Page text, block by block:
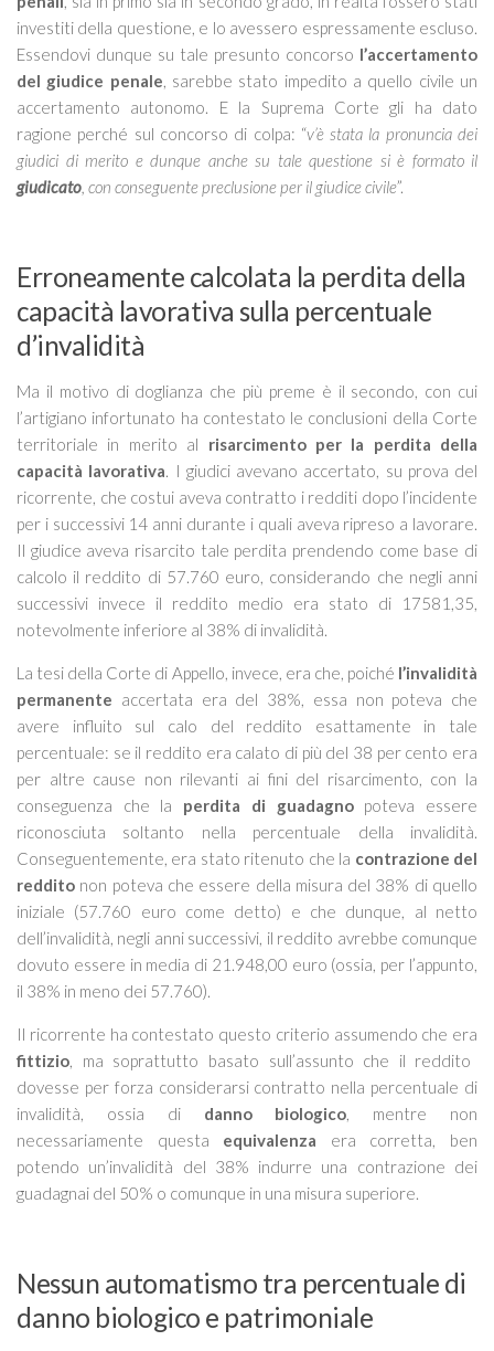
investiti della questione, e lo avessero espressamente escluso.
Essendovi dunque su tale presunto concorso l’accertamento
del giudice penale, sarebbe stato impedito a quello civile un
accertamento autonomo. E la Suprema Corte gli ha dato
ragione perché sul concorso di colpa: “v’è stata la pronuncia dei
giudici di merito e dunque anche su tale questione si è formato il
giudicato, con conseguente preclusione per il giudice civile”.
Erroneamente calcolata la perdita della
capacità lavorativa sulla percentuale
d’invalidità
Ma il motivo di doglianza che più preme è il secondo, con cui
l’artigiano infortunato ha contestato le conclusioni della Corte
territoriale in merito al risarcimento per la perdita della
capacità lavorativa. I giudici avevano accertato, su prova del
ricorrente, che costui aveva contratto i redditi dopo l’incidente
per i successivi 14 anni durante i quali aveva ripreso a lavorare.
Il giudice aveva risarcito tale perdita prendendo come base di
calcolo il reddito di 57.760 euro, considerando che negli anni
successivi invece il reddito medio era stato di 17581,35,
notevolmente inferiore al 38% di invalidità.
La tesi della Corte di Appello, invece, era che, poiché l’invalidità
permanente accertata era del 38%, essa non poteva che
avere influito sul calo del reddito esattamente in tale
percentuale: se il reddito era calato di più del 38 per cento era
per altre cause non rilevanti ai fini del risarcimento, con la
conseguenza che la perdita di guadagnopoteva essere
riconosciuta soltanto nella percentuale della invalidità.
Conseguentemente, era stato ritenuto che la contrazione del
reddito non poteva che essere della misura del 38% di quello
iniziale (57.760 euro come detto) e che dunque, al netto
dell’invalidità, negli anni successivi, il reddito avrebbe comunque
dovuto essere in media di 21.948,00 euro (ossia, per l’appunto,
il 38% in meno dei 57.760).
Il ricorrente ha contestato questo criterio assumendo che era
fittizio, ma soprattutto basato sull’assunto che il reddito
dovesse per forza considerarsi contratto nella percentuale di
invalidità, ossia di danno biologico, mentre non
necessariamente questa equivalenza era corretta, ben
potendo un’invalidità del 38% indurre una contrazione dei
guadagnai del 50% o comunque in una misura superiore.
Nessun automatismo tra percentuale di
danno biologico e patrimoniale